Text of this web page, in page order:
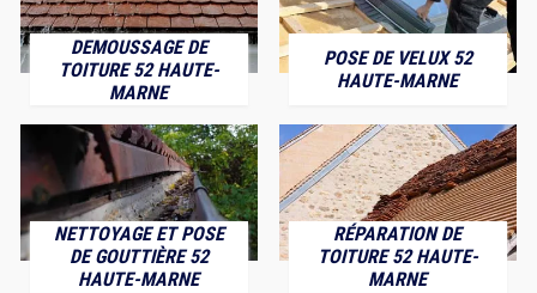
DEMOUSSAGE DE
TOITURE 52 HAUTE-
MARNE
POSE DE VELUX 52
HAUTE-MARNE
NETTOYAGE ET POSE
DE GOUTTIÈRE 52
HAUTE-MARNE
RÉPARATION DE
TOITURE 52 HAUTE-
MARNE